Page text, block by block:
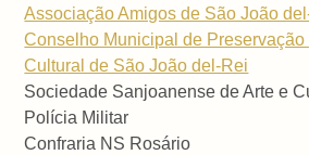
Associação Amigos de São João
Conselho Municipal de
Cultural de São João del-Rei
Sociedade Sanjoanense de Arte e
Polícia Militar
Confraria NS Rosário